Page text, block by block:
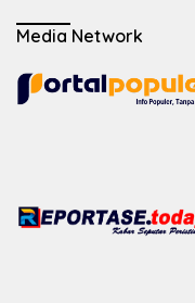
Media Network